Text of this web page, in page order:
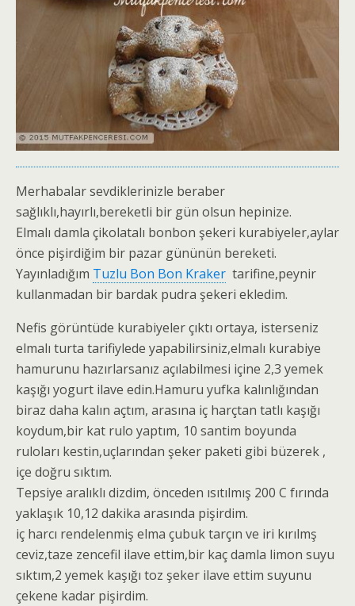
Merhabalar sevdiklerinizle beraber
sağlıklı,hayırlı,bereketli bir gün olsun hepinize.
Elmalı damla çikolatalı bonbon şekeri kurabiyeler,aylar
önce pişirdiğim bir pazar gününün bereketi.
Yayınladığım Tuzlu Bon Bon Kraker tarifine,peynir
kullanmadan bir bardak pudra şekeri ekledim.
Nefis görüntüde kurabiyeler çıktı ortaya, isterseniz
elmalı turta tarifiylede yapabilirsiniz,elmalı kurabiye
hamurunu hazırlarsanız açılabilmesi içine 2,3 yemek
kaşığı yogurt ilave edin.Hamuru yufka kalınlığından
biraz daha kalın açtım, arasına iç harçtan tatlı kaşığı
koydum,bir kat rulo yaptım, 10 santim boyunda
ruloları kestin,uçlarından şeker paketi gibi büzerek ,
içe doğru sıktım.
Tepsiye aralıklı dizdim, önceden ısıtılmış 200 C fırında
yaklaşık 10,12 dakika arasında pişirdim.
iç harcı rendelenmiş elma çubuk tarçın ve iri kırılmş
ceviz,taze zencefil ilave ettim,bir kaç damla limon suyu
sıktım,2 yemek kaşığı toz şeker ilave ettim suyunu
çekene kadar pişirdim.